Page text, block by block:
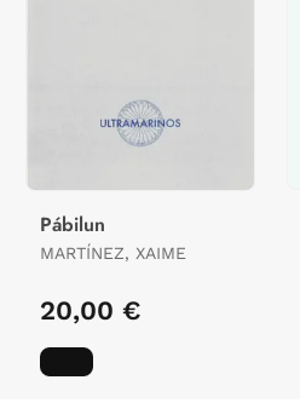
Pábilun
MARTÍNEZ, XAIME
20,00 €